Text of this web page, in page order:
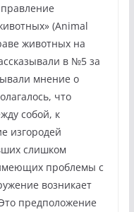
(Animal
животных на
в №5 за
мнение о
что
собой, к
изгородей
слишком
проблемы с
возникает
предположение